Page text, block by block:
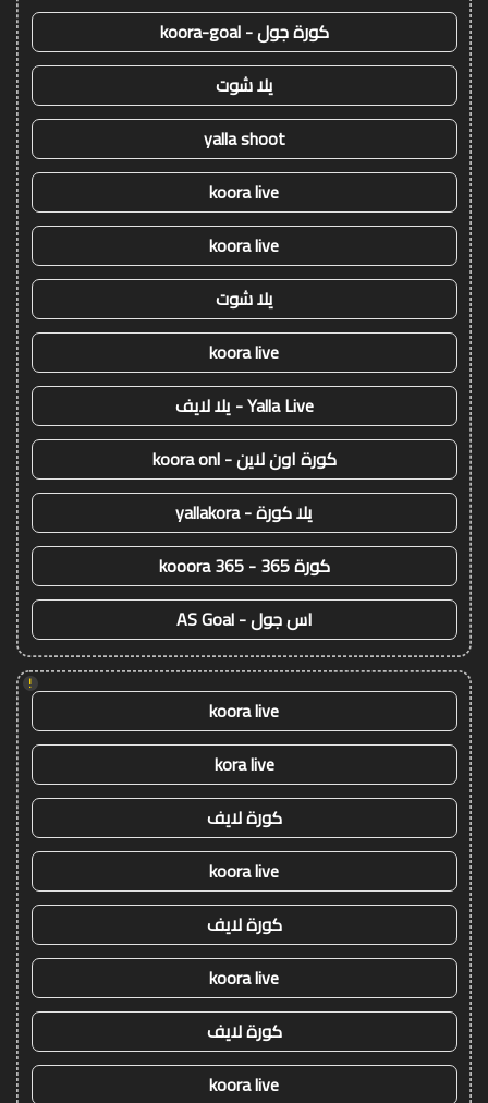
كورة جول - koora-goal
يلا شوت
yalla shoot
koora live
koora live
يلا شوت
koora live
Yalla Live - يلا لايف
كورة اون لاين - koora onl
يلا كورة - yallakora
كورة 365 - kooora 365
اس جول - AS Goal
!
koora live
kora live
كورة لايف
koora live
كورة لايف
koora live
كورة لايف
koora live